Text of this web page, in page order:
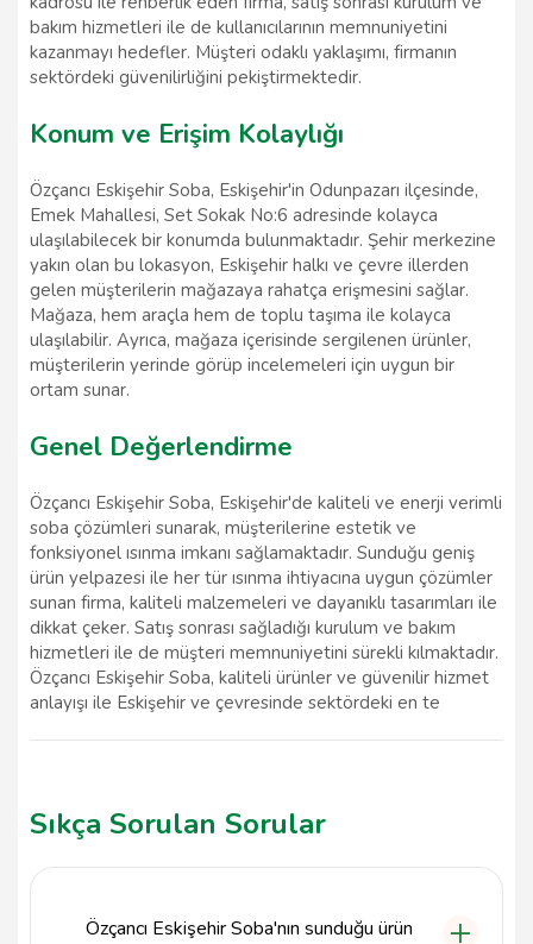
bakım hizmetleri ile de kullanıcılarının memnuniyetini
kazanmayı hedefler. Müşteri odaklı yaklaşımı, firmanın
sektördeki güvenilirliğini pekiştirmektedir.
Konum ve Erişim Kolaylığı
Özçancı Eskişehir Soba, Eskişehir'in Odunpazarı ilçesinde,
Emek Mahallesi, Set Sokak No:6 adresinde kolayca
ulaşılabilecek bir konumda bulunmaktadır. Şehir merkezine
yakın olan bu lokasyon, Eskişehir halkı ve çevre illerden
gelen müşterilerin mağazaya rahatça erişmesini sağlar.
Mağaza, hem araçla hem de toplu taşıma ile kolayca
ulaşılabilir. Ayrıca, mağaza içerisinde sergilenen ürünler,
müşterilerin yerinde görüp incelemeleri için uygun bir
ortam sunar.
Genel Değerlendirme
Özçancı Eskişehir Soba, Eskişehir'de kaliteli ve enerji verimli
soba çözümleri sunarak, müşterilerine estetik ve
fonksiyonel ısınma imkanı sağlamaktadır. Sunduğu geniş
ürün yelpazesi ile her tür ısınma ihtiyacına uygun çözümler
sunan firma, kaliteli malzemeleri ve dayanıklı tasarımları ile
dikkat çeker. Satış sonrası sağladığı kurulum ve bakım
hizmetleri ile de müşteri memnuniyetini sürekli kılmaktadır.
Özçancı Eskişehir Soba, kaliteli ürünler ve güvenilir hizmet
anlayışı ile Eskişehir ve çevresinde sektördeki en te
Sıkça Sorulan Sorular
Özçancı Eskişehir Soba'nın sunduğu ürün